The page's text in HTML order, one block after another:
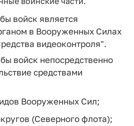
войск является
в Вооруженных Силах
видеоконтроля".
войск непосредственно
средствами
Вооруженных Сил;
(Северного флота);